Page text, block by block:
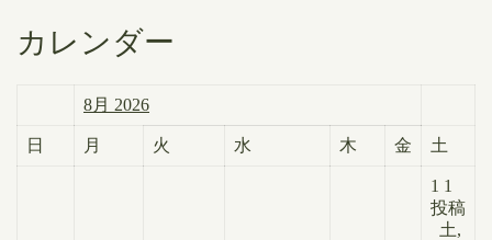
カレンダー
8月 2026
日 月 火 水 木 金 土
1 1
投稿
土,